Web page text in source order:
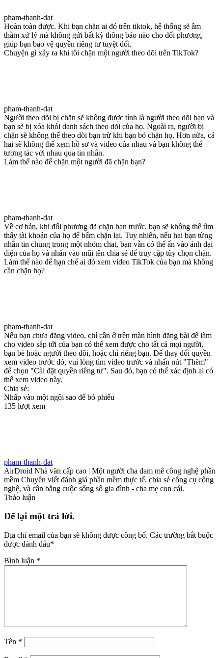
pham-thanh-dat
Hoàn toàn được. Khi bạn chặn ai đó trên tiktok, hệ thống sẽ âm
thầm xử lý mà không gửi bất kỳ thông báo nào cho đối phương,
giúp bạn bảo vệ quyền riêng tư tuyệt đối.
Chuyện gì xảy ra khi tôi chặn một người theo dõi trên TikTok?
pham-thanh-dat
Người theo dõi bị chặn sẽ không được tính là người theo dõi bạn và
bạn sẽ bị xóa khỏi danh sách theo dõi của họ. Ngoài ra, người bị
chặn sẽ không thể theo dõi bạn trừ khi bạn bỏ chặn họ. Hơn nữa, cả
hai sẽ không thể xem hồ sơ và video của nhau và bạn không thể
tương tác với nhau qua tin nhắn.
Làm thế nào để chặn một người đã chặn bạn?
pham-thanh-dat
Về cơ bản, khi đối phương đã chặn bạn trước, bạn sẽ không thể tìm
thấy tài khoản của họ để bấm chặn lại. Tuy nhiên, nếu hai bạn từng
nhắn tin chung trong một nhóm chat, bạn vẫn có thể ấn vào ảnh đại
diện của họ và nhấn vào mũi tên chia sẻ để truy cập tùy chọn chặn.
Làm thế nào để hạn chế ai đó xem video TikTok của bạn mà không
cần chặn họ?
pham-thanh-dat
Nếu bạn chưa đăng video, chỉ cần ở trên màn hình đăng bài để làm
cho video sắp tới của bạn có thể xem được cho tất cả mọi người,
bạn bè hoặc người theo dõi, hoặc chỉ riêng bạn. Để thay đổi quyền
xem video trước đó, vui lòng tìm video trước và nhấn nút "Thêm"
để chọn "Cài đặt quyền riêng tư". Sau đó, bạn có thể xác định ai có
thể xem video này.
Chia sẻ:
Nhấp vào một ngôi sao để bỏ phiếu
135 lượt xem
pham-thanh-dat
AirDroid Nhà văn cấp cao | Một người cha đam mê công nghệ phần
mềm Chuyên viết đánh giá phần mềm thực tế, chia sẻ công cụ công
nghệ, và cân bằng cuộc sống số gia đình - cha mẹ con cái.
Thảo luận
Để lại một trả lời.
Địa chỉ email của bạn sẽ không được công bố. Các trường bắt buộc
được đánh dấu*
Bình luận *
Tên *